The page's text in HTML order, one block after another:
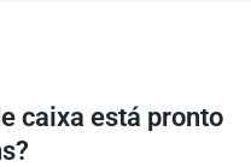
caixa está pronto